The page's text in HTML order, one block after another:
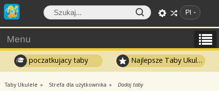
Pl
Menu
poczatkujacy taby Najlepsze Taby Ukulele
Taby Ukulele Strefa dla użytkownika Dodaj taby